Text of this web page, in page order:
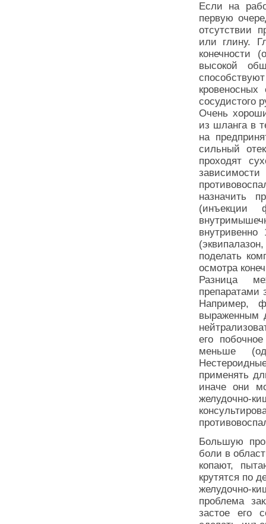
Если на
первую
отсутствии
или глину.
конечности
высокой
сосудистого
Очень
из шланга в
на
сильный
проходят
назначить
(инъекции
поделать
осмотра
Разница
препаратами
Например,
выраженным
его
меньше
применять
иначе они
Большую
боли в
копают,
крутятся по
желудочно-
проблема
застое его